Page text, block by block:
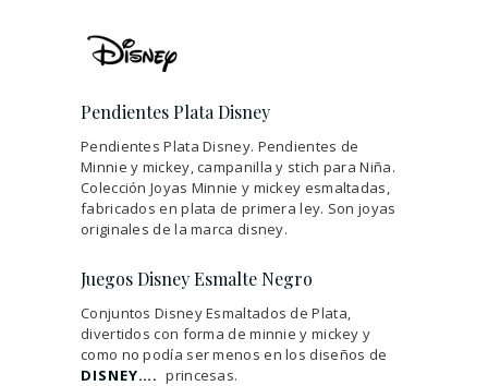
Pendientes Plata Disney
Pendientes Plata Disney. Pendientes de
Minnie y mickey, campanilla y stich para Niña.
Colección Joyas Minnie y mickey esmaltadas,
fabricados en plata de primera ley. Son joyas
originales de la marca disney.
Juegos Disney Esmalte Negro
Conjuntos Disney Esmaltados de Plata,
divertidos con forma de minnie y mickey y
como no podía ser menos en los diseños de
DISNEY…. princesas.